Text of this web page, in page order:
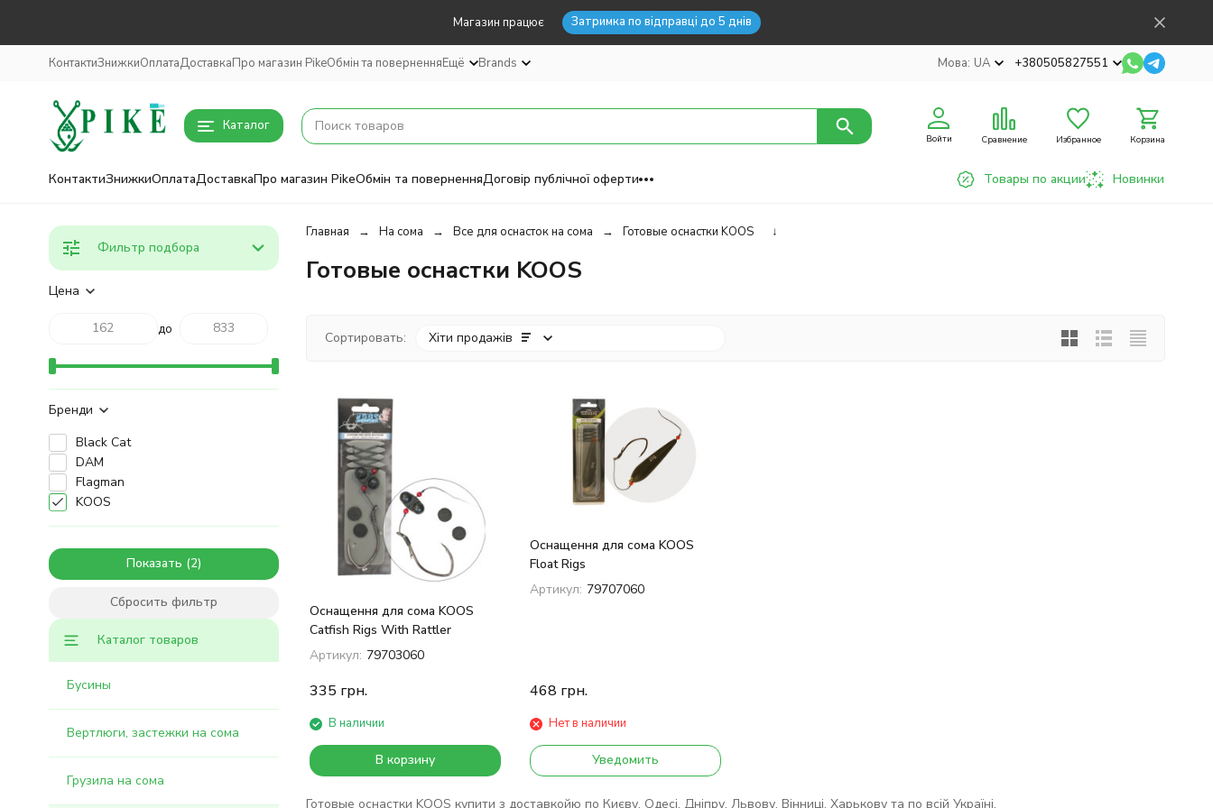
Магазин працює Затримка по відправці до 5 днів
КонтактиЗнижкиОплатаДоставкаПро магазин PikeОбмін та поверненняЕщё Brands Мова: UA +380505827551
Каталог
Войти Сравнение Избранное Корзина
КонтактиЗнижкиОплатаДоставкаПро магазин PikeОбмін та поверненняДоговір публічної оферти Товары по акции Новинки
Главная На сома Все для оснасток на сома Готовые оснастки KOOS ↓
Готовые оснастки KOOS
Сортировать: Хіти продажів
Оснащення для сома KOOS
Catfish Rigs With Rattler
Артикул: 79703060
335 грн.
В наличии
В корзину
Оснащення для сома KOOS
Float Rigs
Артикул: 79707060
468 грн.
Нет в наличии
Уведомить
Готовые оснастки KOOS купити з доставкойю по Києву, Одесі, Дніпру, Львову, Вінниці, Харькову та по всій Україні.
Фильтр подбора
Цена
до
Бренди
Black Cat
DAM
Flagman
KOOS
Показать
Сбросить фильтр
Каталог товаров
Бусины
Вертлюги, застежки на сома
Грузила на сома